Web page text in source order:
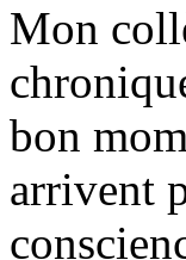
Mon
bon
arrivent